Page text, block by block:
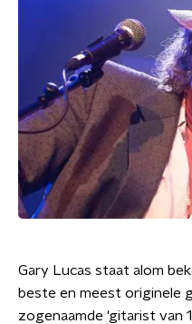
Gary Lucas staat alom
beste en meest originele
zogenaamde 'gitarist van